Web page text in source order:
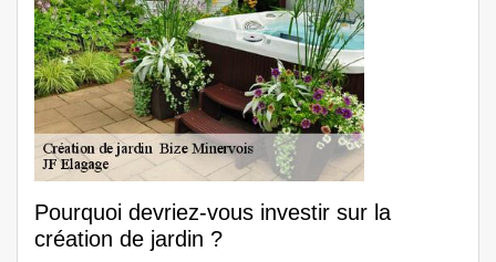
Pourquoi devriez-vous investir sur la
création de jardin ?